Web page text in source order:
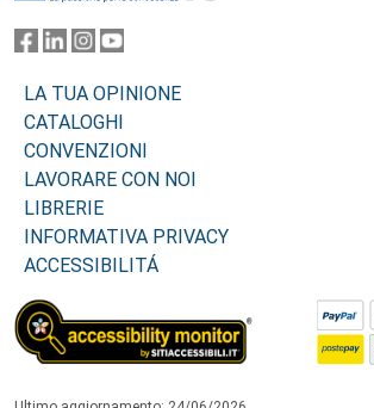
LA TUA OPINIONE
CATALOGHI
CONVENZIONI
LAVORARE CON NOI
LIBRERIE
INFORMATIVA PRIVACY
ACCESSIBILITÁ